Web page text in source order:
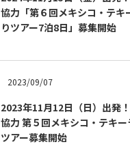
協力「第６回メキシコ・テキ
りツアー7泊8日」募集開始
2023/09/07
2023年11月12日（日）出発
協力 第５回メキシコ・テキー
ツアー募集開始